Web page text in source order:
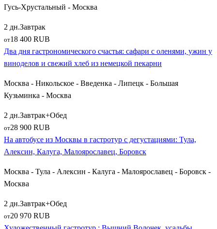
Гусь-Хрустальный - Москва
2 дн.Завтрак
от18 400 RUB
Два дня гастрономического счастья: сафари с оленями, ужин у
виноделов и свежий хлеб из немецкой пекарни
Москва - Никольское - Введенка - Липецк - Большая
Кузьминка - Москва
2 дн.Завтрак+Обед
от28 900 RUB
На автобусе из Москвы в гастротур с дегустациями: Тула,
Алексин, Калуга, Малоярославец, Боровск
Москва - Тула - Алексин - Калуга - Малоярославец - Боровск -
Москва
2 дн.Завтрак+Обед
от20 970 RUB